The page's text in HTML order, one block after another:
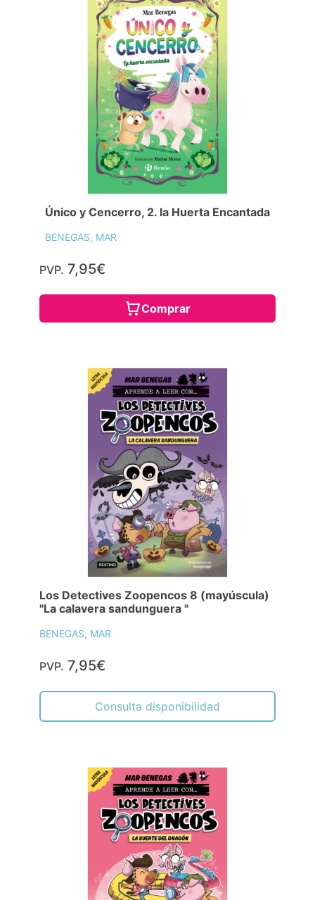
Único y Cencerro, 2. la Huerta Encantada
BENEGAS, MAR
PVP. 7,95€
Comprar
Los Detectives Zoopencos 8 (mayúscula)
"La calavera sandunguera "
BENEGAS, MAR
PVP. 7,95€
Consulta disponibilidad